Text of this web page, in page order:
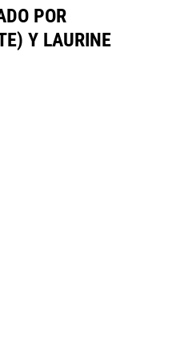
POR
Y LAURINE